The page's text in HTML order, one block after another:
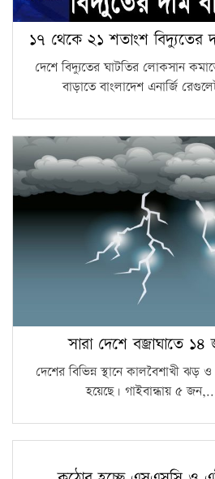
১৭ থেকে ২১ শতাংশ বিদ্যুতের
দেশে বিদ্যুতের ঘাটতির লোকসান
বাড়াতে বাংলাদেশ এনার্জি
সারা দেশে বজ্রাঘাতে ১৪
দেশের বিভিন্ন স্থানে কালবৈশাখী ঝড়
হয়েছে। গাইবান্ধায় ৫